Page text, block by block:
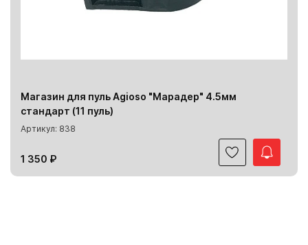
Магазин для пуль Agioso "Марадер" 4.5мм
стандарт (11 пуль)
Артикул: 838
1 350 ₽